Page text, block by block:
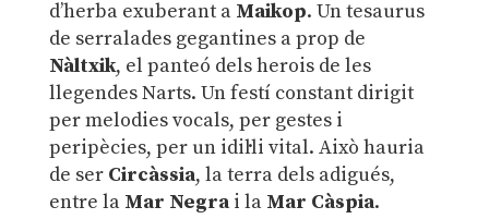
d’herba exuberant a Maikop. Un tesaurus
de serralades gegantines a prop de
Nàltxik, el panteó dels herois de les
llegendes Narts. Un festí constant dirigit
per melodies vocals, per gestes i
peripècies, per un idil·li vital. Això hauria
de ser Circàssia, la terra dels adigués,
entre la Mar Negrai la Mar Càspia.